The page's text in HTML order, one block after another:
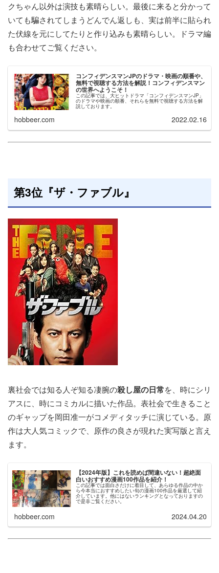
クちゃん以外は演技も素晴らしい。最後に来ると分かって
いても騙されてしまうどんでん返しも、実は前半に貼られ
た伏線を元にしてたりと作り込みも素晴らしい。ドラマ編
も合わせてご覧ください。
コンフィデンスマンJPのドラマ・映画の順番や、
無料で視聴する方法を解説！コンフィデンスマン
の世界へようこそ！
この記事では、大ヒットドラマ「コンフィデンスマンJP」
のドラマや映画の順番、それらを無料で視聴する方法を解
説しております。
hobbeer.com 2022.02.16
第3位『ザ・ファブル』
裏社会では知る人ぞ知る凄腕の殺し屋の日常を、時にシリ
アスに、時にコミカルに描いた作品。表社会で生きること
のギャップを岡田准一がコメディタッチに演じている。原
作は大人気コミックで、原作の良さが現れた実写版と言え
ます。
【2024年版】これを読めば間違いない！超絶面
白いおすすめ漫画100作品を紹介！
この記事では面白さだけに着目して、あらゆる作品の中か
ら今本当におすすめしたい旬の漫画100作品を厳選して紹
介しています。他にはないランキングとなっておりますの
で是非ご覧ください。
hobbeer.com 2024.04.20